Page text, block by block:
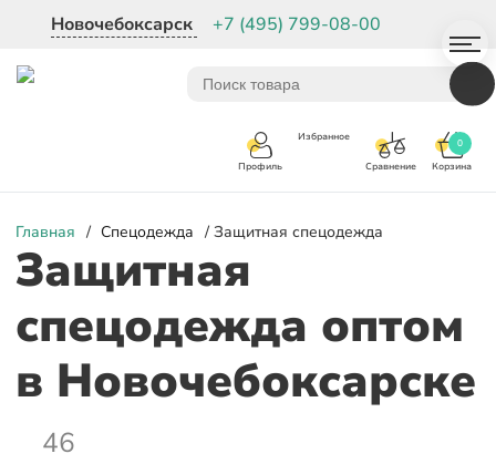
Новочебоксарск +7 (495) 799-08-00
Профиль
Избранное
Сравнение Корзина
0
Главная / Спецодежда / Защитная спецодежда
Защитная
спецодежда оптом
в Новочебоксарске
46